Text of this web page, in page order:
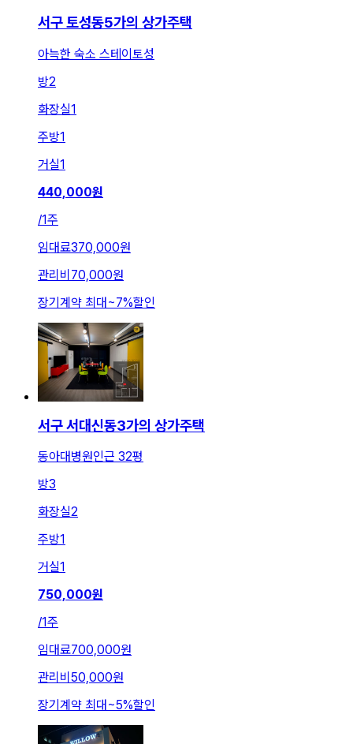
서구 토성동5가의 상가주택
아늑한 숙소 스테이토성
방2
화장실1
주방1
거실1
440,000원
/1주
임대료370,000원
관리비 70,000원
장기계약 최대~7%할인
서구 서대신동3가의 상가주택
동아대병원인근 32평
방3
화장실2
주방1
거실1
750,000원
/1주
임대료700,000원
관리비 50,000원
장기계약 최대 ~5%할인